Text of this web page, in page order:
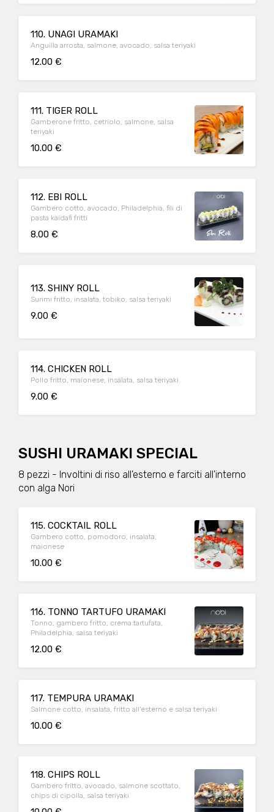
110. UNAGI URAMAKI
Anguilla arrosta, salmone, avocado, salsa teriyaki
12.00 €
111. TIGER ROLL
Gamberone fritto, cetriolo, salmone, salsa
teriyaki
10.00 €
112. EBI ROLL
Gambero cotto, avocado, Philadelphia, fili di
pasta kaidafi fritti
8.00 €
113. SHINY ROLL
Surimi fritto, insalata, tobiko, salsa teriyaki
9.00 €
114. CHICKEN ROLL
Pollo fritto, maionese, insalata, salsa teriyaki
9.00 €
SUSHI URAMAKI SPECIAL
8 pezzi - Involtini di riso all'esterno e farciti all'interno
con alga Nori
115. COCKTAIL ROLL
Gambero cotto, pomodoro, insalata,
maionese
10.00 €
116. TONNO TARTUFO URAMAKI
Tonno, gambero fritto, crema tartufata,
Philadelphia, salsa teriyaki
12.00 €
117. TEMPURA URAMAKI
Salmone cotto, insalata, fritto all'esterno e salsa teriyaki
10.00 €
118. CHIPS ROLL
Gambero fritto, avocado, salmone scottato,
chips di cipolla, salsa teriyaki